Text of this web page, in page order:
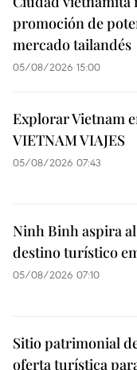
promoción de
mercado tailandés
05/08/2026 15:00
Explorar Vietnam
VIETNAM VIAJES
05/08/2026 07:43
Ninh Binh aspira
destino turístico
05/08/2026 07:10
Sitio patrimonial
oferta turística